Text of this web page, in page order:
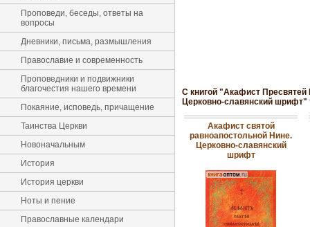
Проповеди, беседы, ответы на
вопросы
Дневники, письма, размышления
Православие и современность
Проповедники и подвижники
благочестия нашего времени
Покаяние, исповедь, причащение
Таинства Церкви
Новоначальным
История
История церкви
Ноты и пение
Православные календари
С книгой "Акафист Пресвятей
Церковно-славянский шрифт"
Акафист святой
равноапостольной Нине.
Церковно-славянский
шрифт